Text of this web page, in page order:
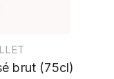
brut (75cl)